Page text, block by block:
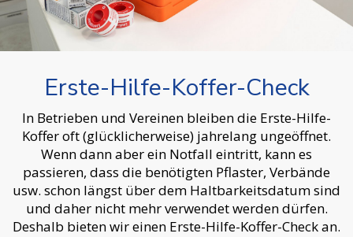
Erste-Hilfe-Koffer-Check
In Betrieben und Vereinen bleiben die Erste-Hilfe-
Koffer oft (glücklicherweise) jahrelang ungeöffnet.
Wenn dann aber ein Notfall eintritt, kann es
passieren, dass die benötigten Pflaster, Verbände
usw. schon längst über dem Haltbarkeitsdatum sind
und daher nicht mehr verwendet werden dürfen.
Deshalb bieten wir einen Erste-Hilfe-Koffer-Check an.